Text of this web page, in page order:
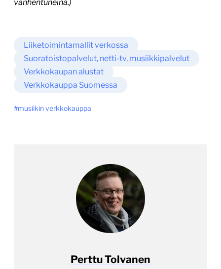
vanhentuneina.)
Liiketoimintamallit verkossa
Suoratoistopalvelut, netti-tv, musiikkipalvelut
Verkkokaupan alustat
Verkkokauppa Suomessa
musiikin verkkokauppa
Perttu Tolvanen